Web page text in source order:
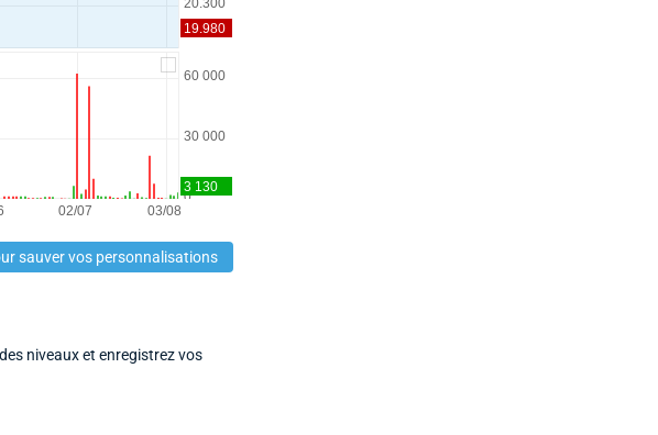
sauver vos personnalisations
niveaux et enregistrez vos